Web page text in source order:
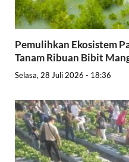
Pemulihkan Ekosistem
Tanam Ribuan Bibit
Selasa, 28 Juli 2026 - 18:36